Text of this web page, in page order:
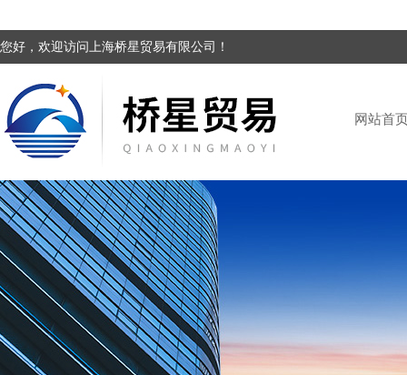
您好，欢迎访问上海桥星贸易有限公司！
网站首